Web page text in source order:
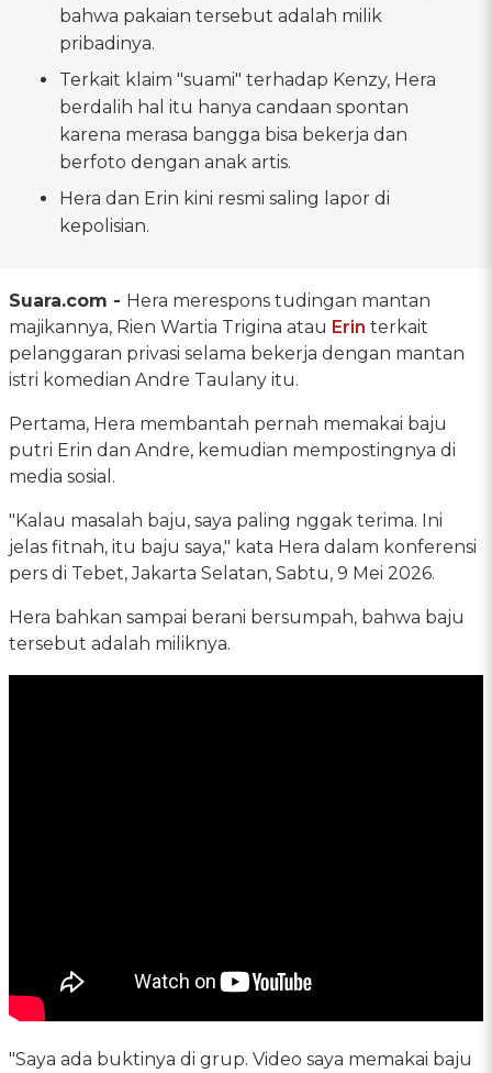
bahwa pakaian tersebut adalah milik
pribadinya.
Terkait klaim "suami" terhadap Kenzy, Hera
berdalih hal itu hanya candaan spontan
karena merasa bangga bisa bekerja dan
berfoto dengan anak artis.
Hera dan Erin kini resmi saling lapor di
kepolisian.
Suara.com - Hera merespons tudingan mantan
majikannya, Rien Wartia Trigina atau Erin terkait
pelanggaran privasi selama bekerja dengan mantan
istri komedian Andre Taulany itu.
Pertama, Hera membantah pernah memakai baju
putri Erin dan Andre, kemudian mempostingnya di
media sosial.
"Kalau masalah baju, saya paling nggak terima. Ini
jelas fitnah, itu baju saya," kata Hera dalam konferensi
pers di Tebet, Jakarta Selatan, Sabtu, 9 Mei 2026.
Hera bahkan sampai berani bersumpah, bahwa baju
tersebut adalah miliknya.
"Saya ada buktinya di grup. Video saya memakai baju